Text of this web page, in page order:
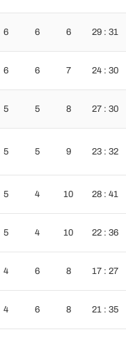
6 6 6 29 : 31
6 6 7 24 : 30
5 5 8 27 : 30
5 5 9 23 : 32
5 4 10 28 : 41
5 4 10 22 : 36
4 6 8 17 : 27
4 6 8 21 : 35